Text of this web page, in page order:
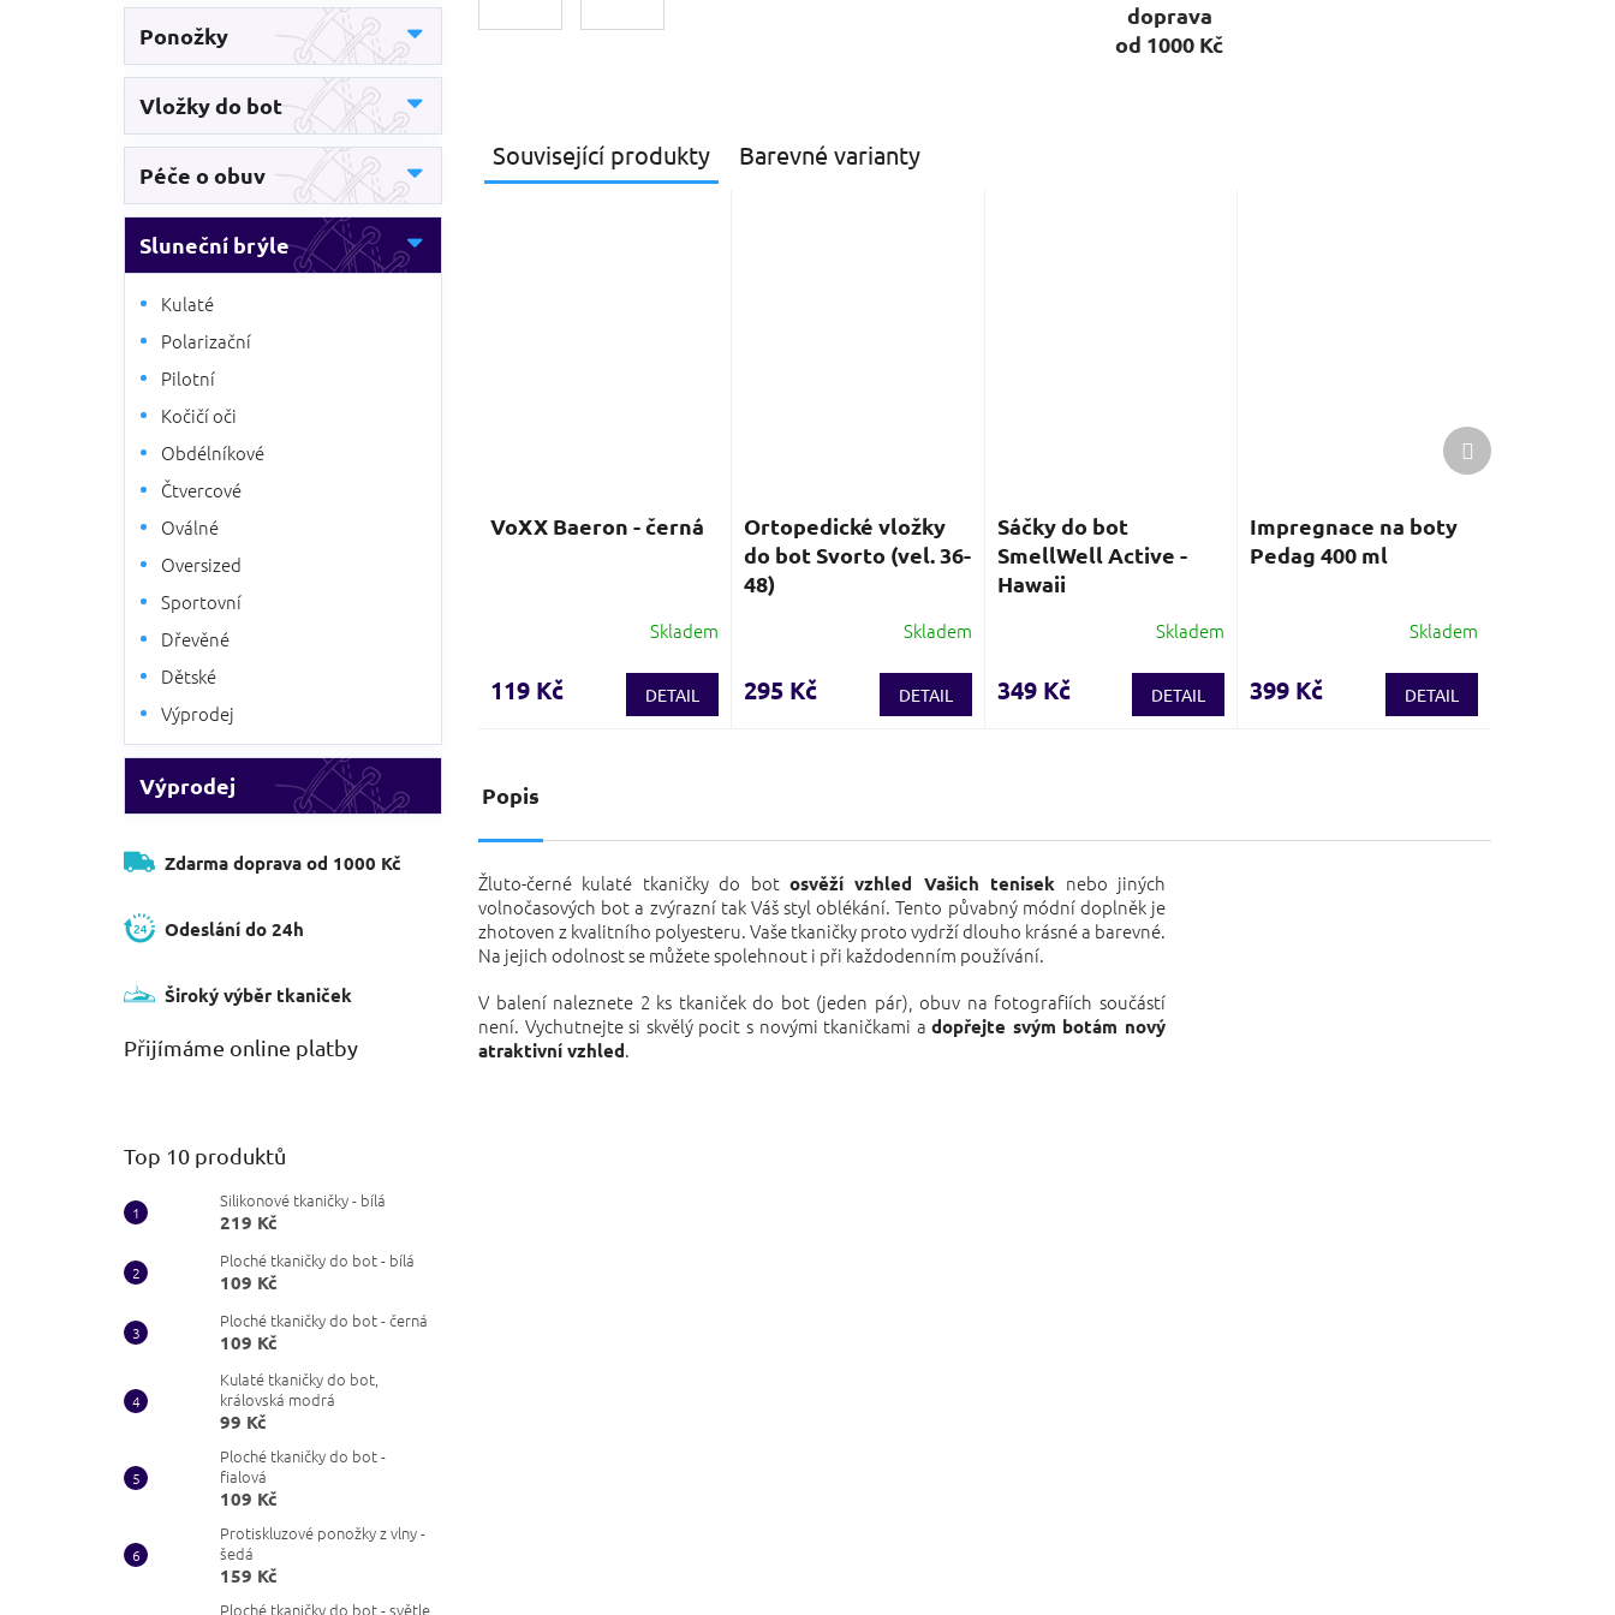
Ponožky
Vložky do bot
Péče o obuv
Sluneční brýle
Kulaté
Polarizační
Pilotní
Kočičí oči
Obdélníkové
Čtvercové
Oválné
Oversized
Sportovní
Dřevěné
Dětské
Výprodej
Výprodej
Zdarma doprava od 1000 Kč
Odeslání do 24h
Široký výběr tkaniček
Přijímáme online platby
Top 10 produktů
Silikonové tkaničky - bílá
219 Kč
Ploché tkaničky do bot - bílá
109 Kč
Ploché tkaničky do bot - černá
109 Kč
Kulaté tkaničky do bot,
královská modrá
99 Kč
Ploché tkaničky do bot -
fialová
109 Kč
Protiskluzové ponožky z vlny -
šedá
159 Kč
Ploché tkaničky do bot - světle
doprava
od 1000 Kč
Související produkty Barevné varianty
VoXX Baeron - černá
Skladem
119 Kč DETAIL
Ortopedické vložky
do bot Svorto (vel. 36-
48)
produktu
je
Skladem
295 Kč DETAIL
Sáčky do bot
SmellWell Active -
Hawaii
Skladem
349 Kč DETAIL
Impregnace na boty
Pedag 400 ml
Skladem
399 Kč DETAIL
Další
produkt
Popis
Žluto-černé kulaté tkaničky do botosvěží vzhled Vašich tenisek nebo jiných
volnočasových bot a zvýrazní tak Váš styl oblékání. Tento půvabný módní doplněk je
zhotoven z kvalitního polyesteru. Vaše tkaničky proto vydrží dlouho krásné a barevné.
Na jejich odolnost se můžete spolehnout i při každodenním používání.
V balení naleznete 2 ks tkaniček do bot (jeden pár), obuv na fotografiích součástí
není. Vychutnejte si skvělý pocit s novými tkaničkami adopřejte svým botám nový
atraktivní vzhled.